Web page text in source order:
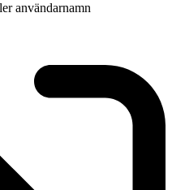
användarnamn